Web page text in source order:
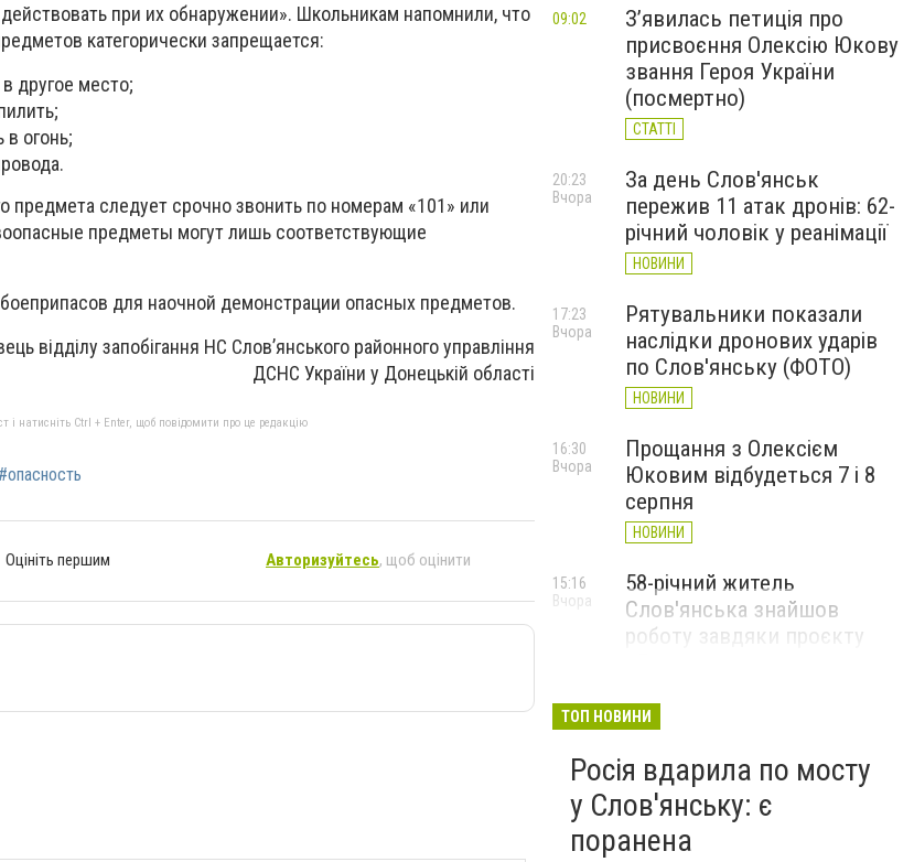
при их обнаружении». Школьникам напомнили, что
категорически запрещается:
другое место;
огонь;
предмета следует срочно звонить по номерам «101» или
предметы могут лишь соответствующие
для наочной демонстрации опасных предметов.
відділу запобігання НС Слов’янського районного управління
ДСНС України у Донецькій області
і натисніть Ctrl + Enter, щоб повідомити про це редакцію
#опасность
Оцініть першим Авторизуйтесь, щоб оцінити
З’явилась петиція про
присвоєння Олексію Юкову
звання Героя України
(посмертно)
СТАТТІ
09:02
За день Слов'янськ
пережив 11 атак дронів: 62-
річний чоловік у реанімації
НОВИНИ
20:23
Вчора
Рятувальники показали
наслідки дронових ударів
по Слов'янську (ФОТО)
НОВИНИ
17:23
Вчора
Прощання з Олексієм
Юковим відбудеться 7 і 8
серпня
НОВИНИ
16:30
Вчора
58-річний житель
Слов'янська знайшов
роботу завдяки проєкту
15:16
Вчора
ТОП НОВИНИ
Росія вдарила по мосту
у Слов'янську: є
поранена